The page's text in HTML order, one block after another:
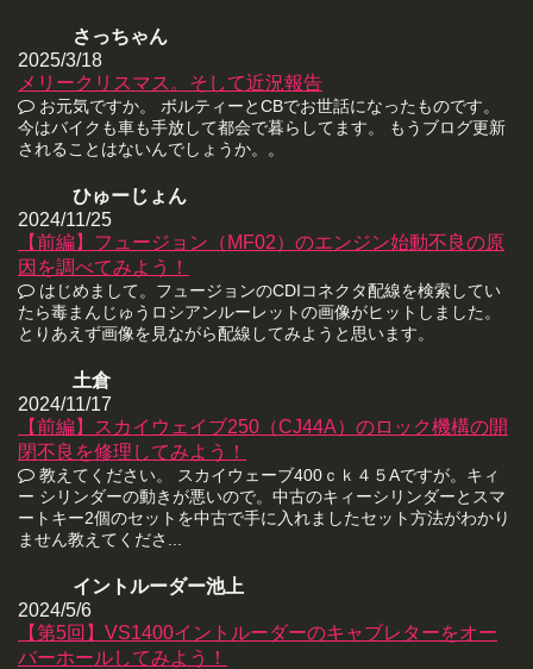
さっちゃん
2025/3/18
メリークリスマス。そして近況報告
お元気ですか。 ボルティーとCBでお世話になったものです。
今はバイクも車も手放して都会で暮らしてます。 もうブログ更新
されることはないんでしょうか。。
ひゅーじょん
2024/11/25
【前編】フュージョン（MF02）のエンジン始動不良の原
因を調べてみよう！
はじめまして。フュージョンのCDIコネクタ配線を検索してい
たら毒まんじゅうロシアンルーレットの画像がヒットしました。
とりあえず画像を見ながら配線してみようと思います。
土倉
2024/11/17
【前編】スカイウェイブ250（CJ44A）のロック機構の開
閉不良を修理してみよう！
教えてください。 スカイウェーブ400ｃｋ４５Aですが。キィ
ー シリンダーの動きが悪いので。中古のキィーシリンダーとスマ
ートキー2個のセットを中古で手に入れましたセット方法がわかり
ません教えてくださ...
イントルーダー池上
2024/5/6
【第5回】VS1400イントルーダーのキャブレターをオー
バーホールしてみよう！